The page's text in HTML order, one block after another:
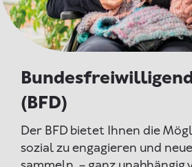
(BFD)
Der BFD bietet Ihnen die
sozial zu engagieren und